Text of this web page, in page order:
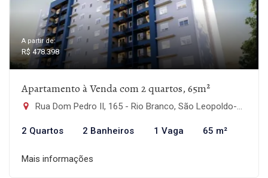
A partir de:
R$ 478.398
Apartamento à Venda com 2 quartos, 65m²
Rua Dom Pedro II, 165 - Rio Branco, São Leopoldo-RS
2 Quartos 2 Banheiros 1 Vaga 65 m²
Mais informações